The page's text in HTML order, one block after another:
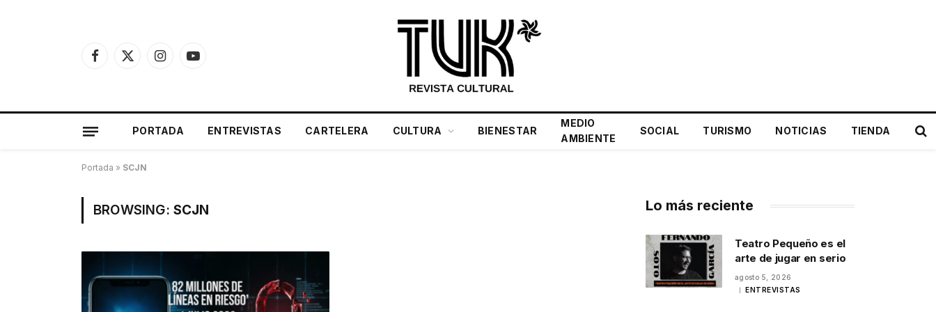
Facebook
X
InstagramYouTube
PORTADA ENTREVISTAS CARTELERA CULTURA BIENESTAR
MEDIO
AMBIENTE
SOCIAL TURISMO NOTICIAS TIENDA
Portada » SCJN
BROWSING: SCJN Lo más reciente
Teatro Pequeño es el
arte de jugar en serio
agosto 5, 2026
ENTREVISTAS